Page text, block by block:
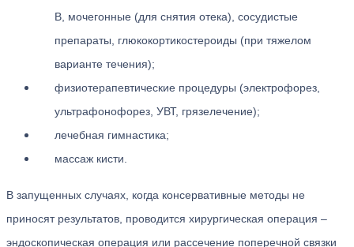
В, мочегонные (для снятия отека), сосудистые
препараты, глюкокортикостероиды (при тяжелом
варианте течения);
физиотерапевтические процедуры (электрофорез,
ультрафонофорез, УВТ, грязелечение);
лечебная гимнастика;
массаж кисти.
В запущенных случаях, когда консервативные методы не
приносят результатов, проводится хирургическая операция –
эндоскопическая операция или рассечение поперечной связки